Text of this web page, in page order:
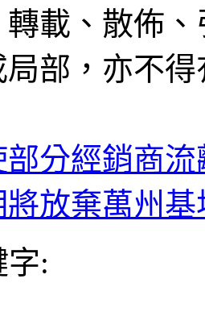
載、散佈
部，亦不
分經銷商
將放棄萬州基
字: